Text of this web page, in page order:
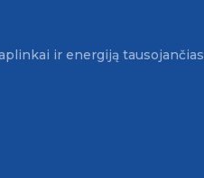
ir energiją